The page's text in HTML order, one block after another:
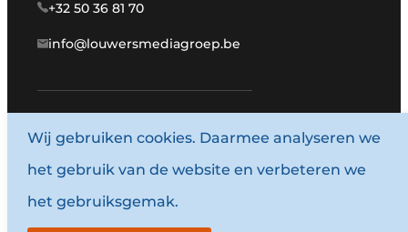
+32 50 36 81 70
info@louwersmediagroep.be
www.louwersmediagroep.com
© 1987 - 2026 Louwersmediagroep.
Algemene voorwaarden
Wij gebruiken cookies. Daarmee analyseren we
het gebruik van de website en verbeteren we
het gebruiksgemak.